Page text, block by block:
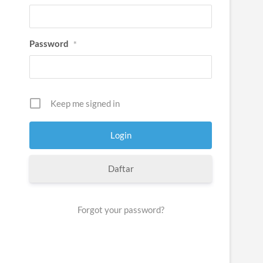
Password *
Keep me signed in
Daftar
Forgot your password?